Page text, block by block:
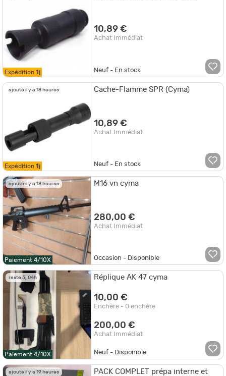
Expédition 1j
10,89 €
Achat Immédiat
Neuf - En stock
ajouté il y a 18 heures
Expédition 1j
Cache-Flamme SPR (Cyma)
10,89 €
Achat Immédiat
Neuf - En stock
ajouté il y a 18 heures
Paiement 4/10X
M16 vn cyma
280,00 €
Achat Immédiat
Occasion - Disponible
reste 5j 04h
Paiement 4/10X
Réplique AK 47 cyma
10,00 €
Enchère - 0 enchère
200,00 €
Achat Immédiat
Neuf - Disponible
ajouté il y a 19 heures
PACK COMPLET prépa interne et